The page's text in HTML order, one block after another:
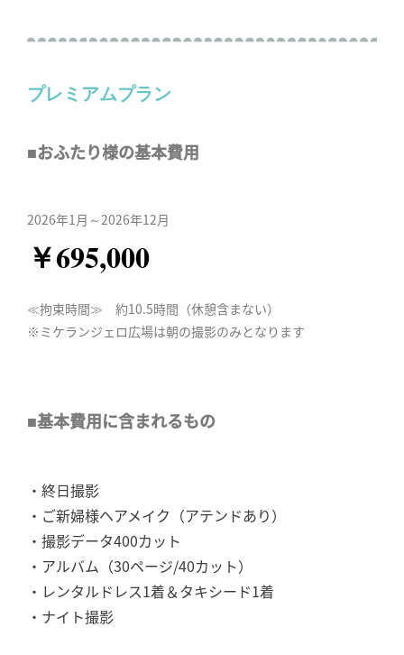
プレミアムプラン
■おふたり様の基本費用
2026年1月～2026年12月
￥695,000
≪拘束時間≫ 約10.5時間（休憩含まない）
※ミケランジェロ広場は朝の撮影のみとなります
■基本費用に含まれるもの
・終日撮影
・ご新婦様ヘアメイク（アテンドあり）
・撮影データ400カット
・アルバム（30ページ/40カット）
・レンタルドレス1着＆タキシード1着
・ナイト撮影